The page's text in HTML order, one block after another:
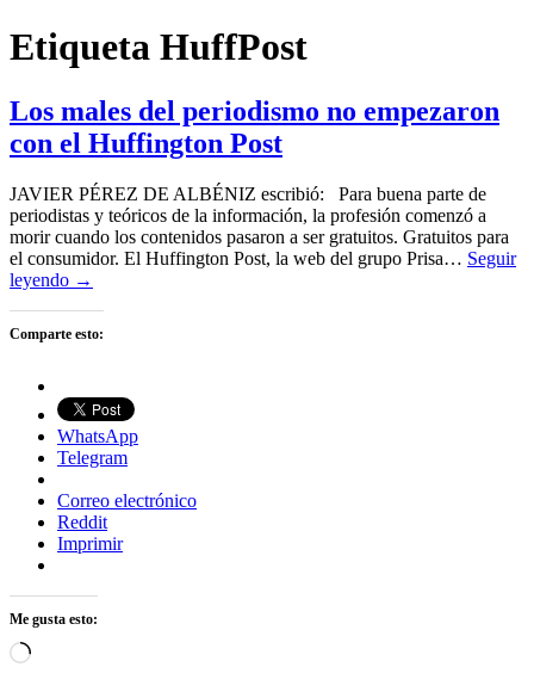
Etiqueta HuffPost
Los males del periodismo no empezaron
con el Huffington Post
JAVIER PÉREZ DE ALBÉNIZ escribió: Para buena parte de
periodistas y teóricos de la información, la profesión comenzó a
morir cuando los contenidos pasaron a ser gratuitos. Gratuitos para
el consumidor. El Huffington Post, la web del grupo Prisa… Seguir
leyendo →
Comparte esto:
WhatsApp
Telegram
Correo electrónico
Reddit
Imprimir
Me gusta esto:
Cargando...